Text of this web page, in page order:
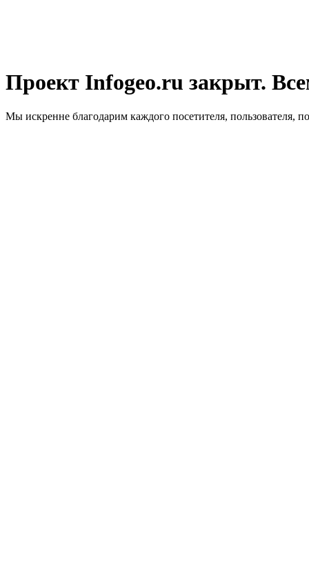
Проект Infogeo.ru закрыт.
Мы искренне благодарим каждого посетителя, пользователя,